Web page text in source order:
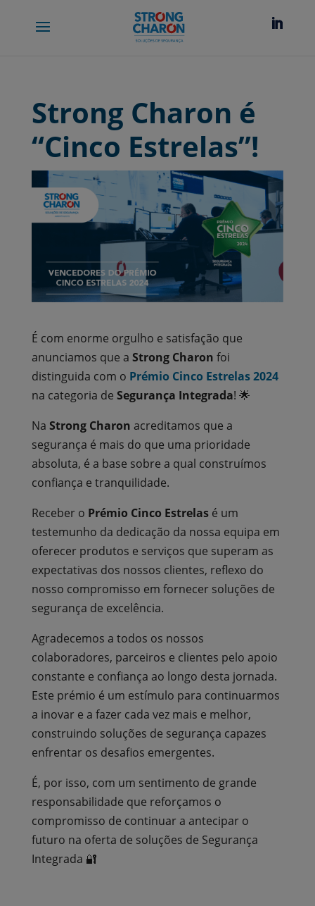
Strong Charon é
“Cinco Estrelas”!
É com enorme orgulho e satisfação que
anunciamos que a Strong Charon foi
distinguida com o Prémio Cinco Estrelas 2024
na categoria de Segurança Integrada! 🌟
Na Strong Charon acreditamos que a
segurança é mais do que uma prioridade
absoluta, é a base sobre a qual construímos
confiança e tranquilidade.
Receber o Prémio Cinco Estrelasé um
testemunho da dedicação da nossa equipa em
oferecer produtos e serviços que superam as
expectativas dos nossos clientes, reflexo do
nosso compromisso em fornecer soluções de
segurança de excelência.
Agradecemos a todos os nossos
colaboradores, parceiros e clientes pelo apoio
constante e confiança ao longo desta jornada.
Este prémio é um estímulo para continuarmos
a inovar e a fazer cada vez mais e melhor,
construindo soluções de segurança capazes
enfrentar os desafios emergentes.
É, por isso, com um sentimento de grande
responsabilidade que reforçamos o
compromisso de continuar a antecipar o
futuro na oferta de soluções de Segurança
Integrada 🔐